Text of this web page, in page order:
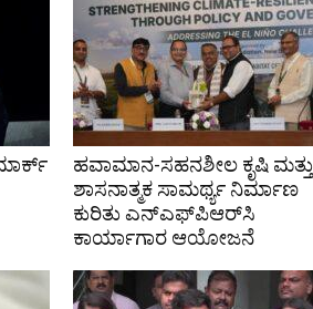
ಹವಾಮಾನ-ಸಹನಶೀಲ ಕೃಷಿ ಮತ್ತು
ಶಾಸನಾತ್ಮಕ ಸಾಮರ್ಥ್ಯ ನಿರ್ಮಾಣ
ಕುರಿತು ಎನ್‌ಎಫ್‌ಪಿಆರ್‌ಸಿ
ಕಾರ್ಯಾಗಾರ ಆಯೋಜನೆ